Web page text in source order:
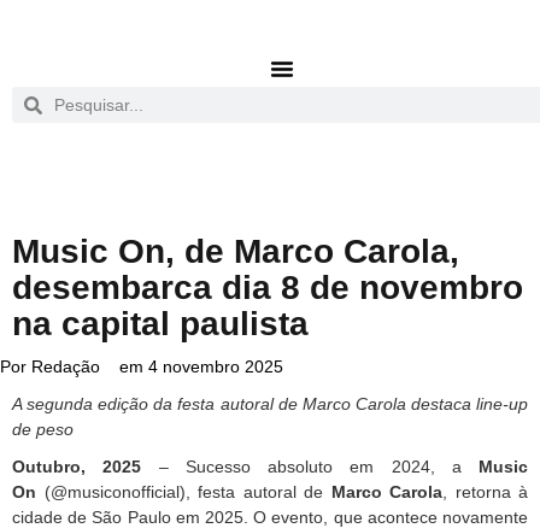
Music On, de Marco Carola,
desembarca dia 8 de novembro
na capital paulista
Por Redação em 4 novembro 2025
A segunda edição da festa autoral de Marco Carola destaca line-up
de peso
Outubro, 2025 – Sucesso absoluto em 2024, a Music
On (@musiconofficial), festa autoral de Marco Carola , retorna à
cidade de São Paulo em 2025. O evento, que acontece novamente